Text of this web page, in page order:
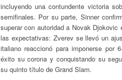
incluyendo una contundente victoria
semifinales. Por su parte, Sinner
superar con autoridad a Novak
las expectativas: Zverev se llevó un
italiano reaccionó para imponerse por
éxito su corona y conquistando su
su quinto título de Grand Slam.